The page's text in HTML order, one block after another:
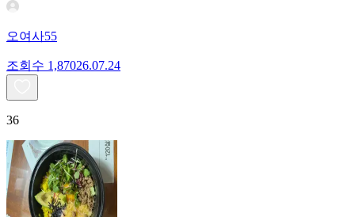
오여사55
조회수 1,87026.07.24
36